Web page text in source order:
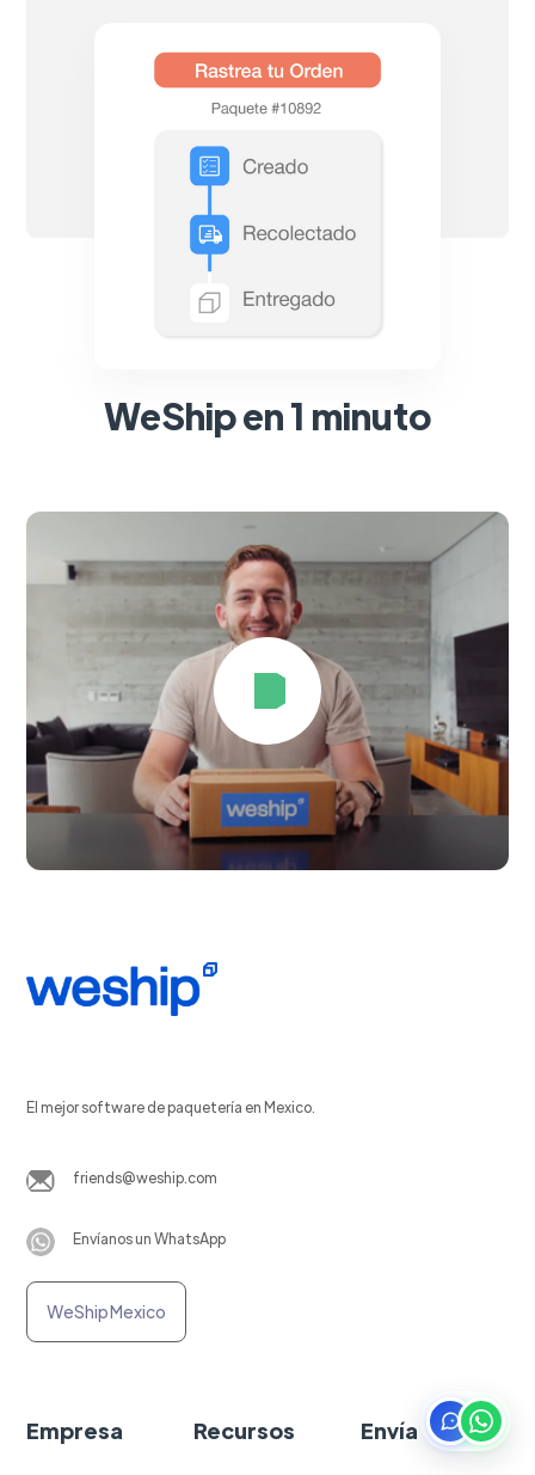
WeShip en 1 minuto
El mejor software de paquetería en Mexico.
friends@weship.com
Envíanos un WhatsApp
WeShip Mexico
Empresa Recursos Envía